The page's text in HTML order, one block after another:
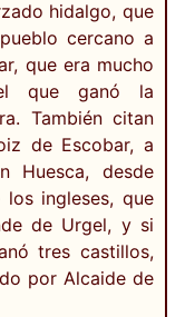
hidalgo, que
cercano a
que era mucho
que ganó la
También citan
de Escobar, a
Huesca, desde
ingleses, que
de Urgel, y si
tres castillos,
por Alcaide de